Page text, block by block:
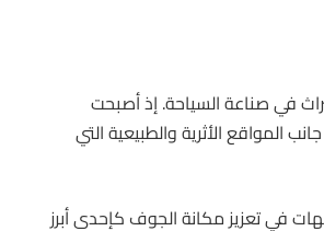
في صناعة السياحة. إذ أصبحت
المواقع الأثرية والطبيعية التي
في تعزيز مكانة الجوف كإحدى أبرز